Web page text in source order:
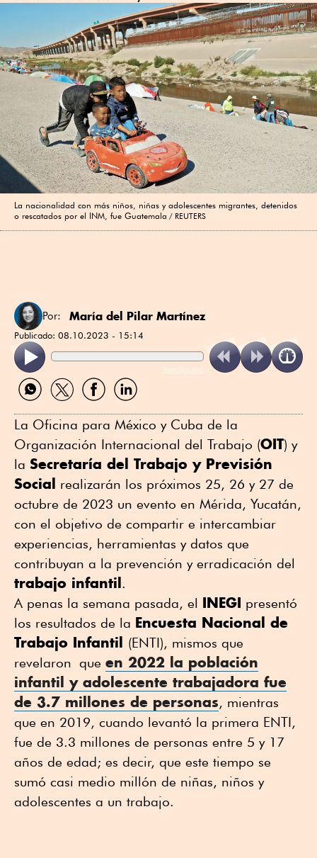
La nacionalidad con más niños, niñas y adolescentes migrantes, detenidos
o rescatados por el INM, fue Guatemala
REUTERS
Por: María del Pilar Martínez
Publicado: 08.10.2023 - 15:14
ReadSpeaker
Compartir
por
Compartir
por
Compartir
por
Compartir
por
La Oficina para México y Cuba de la
Organización Internacional del Trabajo (OIT) y
la Secretaría del Trabajo y Previsión
Social realizarán los próximos 25, 26 y 27 de
octubre de 2023 un evento en Mérida, Yucatán,
con el objetivo de compartir e intercambiar
experiencias, herramientas y datos que
contribuyan a la prevención y erradicación del
trabajo infantil.
A penas la semana pasada, el INEGI presentó
los resultados de la Encuesta Nacional de
Trabajo Infantil (ENTI), mismos que
revelaron que en 2022 la población
infantil y adolescente trabajadora fue
de 3.7 millones de personas, mientras
que en 2019, cuando levantó la primera ENTI,
fue de 3.3 millones de personas entre 5 y 17
años de edad; es decir, que este tiempo se
sumó casi medio millón de niñas, niños y
adolescentes a un trabajo.